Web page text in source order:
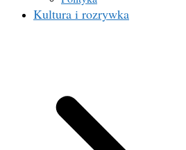
Kultura i rozrywka